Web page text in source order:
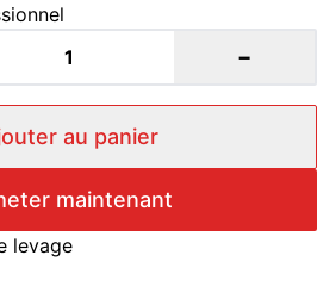
1 −
au panier
maintenant
levage